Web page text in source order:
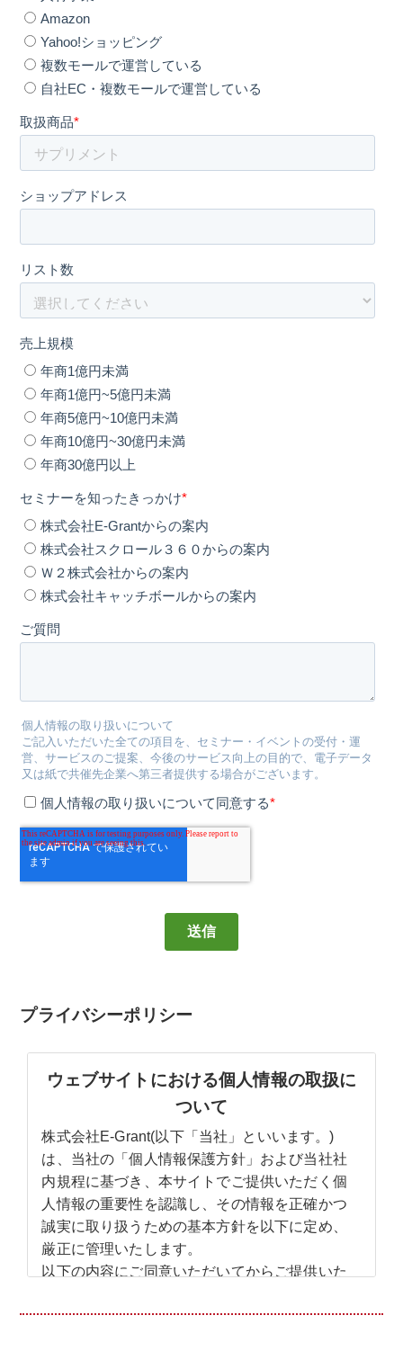
プライバシーポリシー
ウェブサイトにおける個人情報の取扱に
ついて
株式会社E-Grant(以下「当社」といいます。)
は、当社の「個人情報保護方針」および当社社
内規程に基づき、本サイトでご提供いただく個
人情報の重要性を認識し、その情報を正確かつ
誠実に取り扱うための基本方針を以下に定め、
厳正に管理いたします。
以下の内容にご同意いただいてからご提供いた
なお、ご利用者が個人情報のご提供をご希望さ